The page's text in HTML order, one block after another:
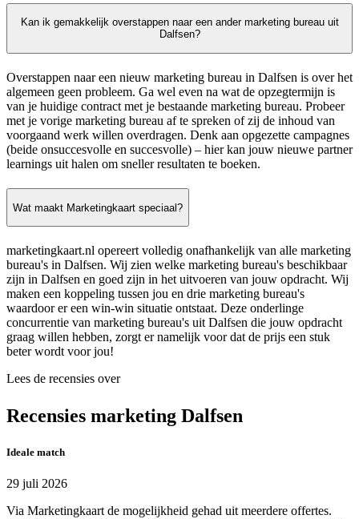
Kan ik gemakkelijk overstappen naar een ander marketing bureau uit
Dalfsen?
Overstappen naar een nieuw marketing bureau in Dalfsen is over het
algemeen geen probleem. Ga wel even na wat de opzegtermijn is
van je huidige contract met je bestaande marketing bureau. Probeer
met je vorige marketing bureau af te spreken of zij de inhoud van
voorgaand werk willen overdragen. Denk aan opgezette campagnes
(beide onsuccesvolle en succesvolle) – hier kan jouw nieuwe partner
learnings uit halen om sneller resultaten te boeken.
Wat maakt Marketingkaart speciaal?
marketingkaart.nl opereert volledig onafhankelijk van alle marketing
bureau's in Dalfsen. Wij zien welke marketing bureau's beschikbaar
zijn in Dalfsen en goed zijn in het uitvoeren van jouw opdracht. Wij
maken een koppeling tussen jou en drie marketing bureau's
waardoor er een win-win situatie ontstaat. Deze onderlinge
concurrentie van marketing bureau's uit Dalfsen die jouw opdracht
graag willen hebben, zorgt er namelijk voor dat de prijs een stuk
beter wordt voor jou!
Lees de recensies over
Recensies marketing Dalfsen
Ideale match
29 juli 2026
Via Marketingkaart de mogelijkheid gehad uit meerdere offertes.